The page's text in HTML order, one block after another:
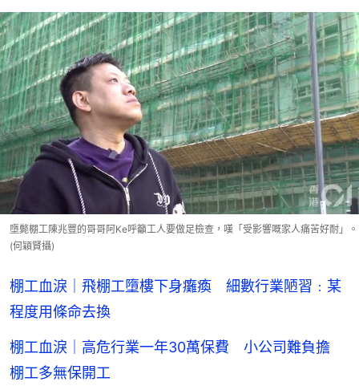
墮斃棚工陳兆豐的哥哥阿Ke呼籲工人要做足檢查，嘆「受影響嘅家人痛苦好耐」。
(何穎賢攝)
棚工血淚｜飛棚工墮樓下身癱瘓 細數行業陋習﹕某
程度用條命去換
棚工血淚｜高危行業一年30萬保費 小公司難負擔
棚工多無保開工